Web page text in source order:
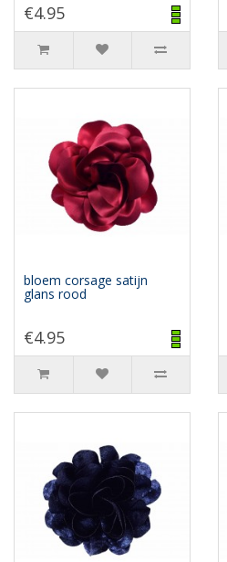
€4.95
bloem corsage satijn
glans rood
€4.95